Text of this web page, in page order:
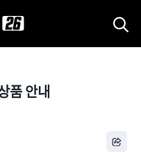
품 안내